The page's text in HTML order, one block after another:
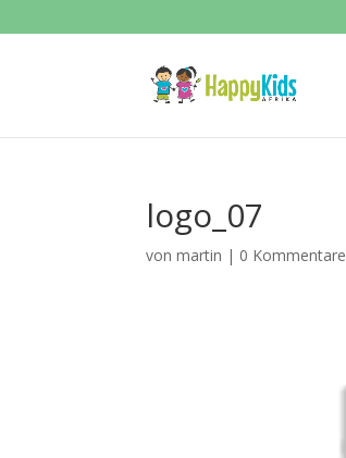
logo_07
vonmartin | 0 Kommentare